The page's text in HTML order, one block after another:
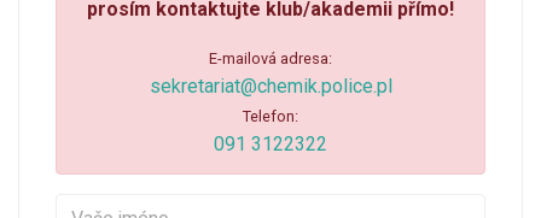
prosím kontaktujte klub/akademii přímo!
E-mailová adresa:
sekretariat@chemik.police.pl
Telefon:
091 3122322